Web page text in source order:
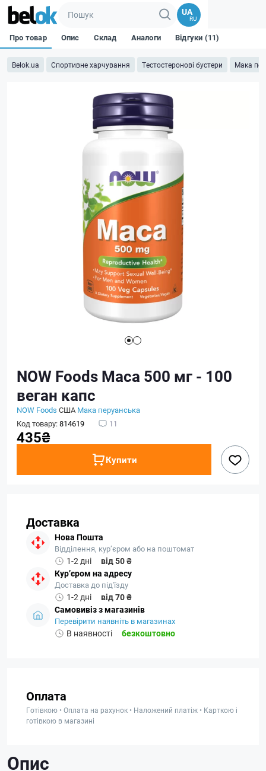
UA
RU
Belok.ua Спортивне харчування Тестостеронові бустери Мака
Про товар Опис Склад Аналоги Відгуки (11)
NOW Foods Maca 500 мг - 100
веган капс
NOW Foods США Мака перуанська
Код товару:814619 11
435₴
Купити
Доставка
Нова Пошта
Відділення, кур’єром або на поштомат
1-2 дні
від 50 ₴
Кур’єром на адресу
Доставка до під'їзду
1-2 дні
від 70 ₴
Самовивіз з магазинів
Перевірити наявніть в магазинах
В наявності безкоштовно
Оплата
Готівкою • Оплата на рахунок • Наложений платіж • Карткою і
готівкою в магазині
Опис